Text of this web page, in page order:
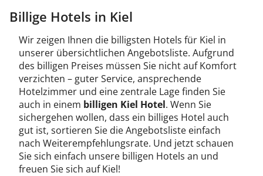
Billige Hotels in Kiel
Wir zeigen Ihnen die billigsten Hotels für Kiel in
unserer übersichtlichen Angebotsliste. Aufgrund
des billigen Preises müssen Sie nicht auf Komfort
verzichten – guter Service, ansprechende
Hotelzimmer und eine zentrale Lage finden Sie
auch in einem billigen Kiel Hotel. Wenn Sie
sichergehen wollen, dass ein billiges Hotel auch
gut ist, sortieren Sie die Angebotsliste einfach
nach Weiterempfehlungsrate. Und jetzt schauen
Sie sich einfach unsere billigen Hotels an und
freuen Sie sich auf Kiel!